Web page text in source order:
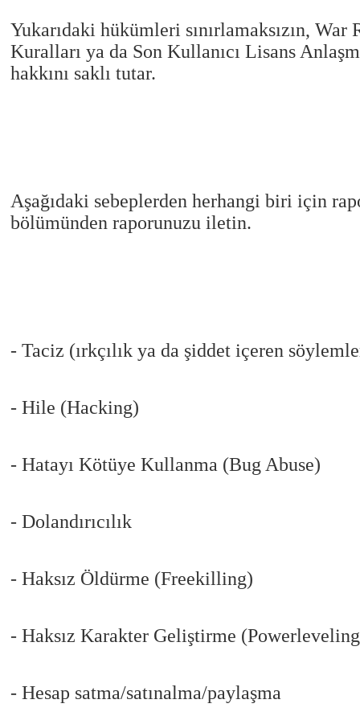
Yukarıdaki hükümleri sınırlamaksızın,
Kuralları ya da Son Kullanıcı Lisans
hakkını saklı tutar.
Aşağıdaki sebeplerden herhangi biri için
bölümünden raporunuzu iletin.
- Taciz (ırkçılık ya da şiddet içeren
- Hile (Hacking)
- Hatayı Kötüye Kullanma (Bug Abuse)
- Dolandırıcılık
- Haksız Öldürme (Freekilling)
- Haksız Karakter Geliştirme
- Hesap satma/satınalma/paylaşma